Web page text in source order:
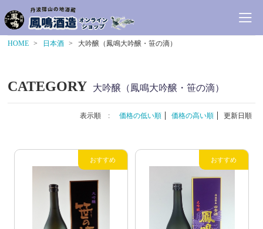
HOME 日本酒 大吟醸（鳳鳴大吟醸・笹の滴）
CATEGORY 大吟醸（鳳鳴大吟醸・笹の滴）
表示順 : 価格の低い順 価格の高い順 更新日順